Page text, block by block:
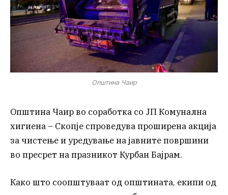
Општина Чаир
Општина Чаир во соработка со ЈП Комунална
хигиена – Скопје спроведува проширена акција
за чистење и уредување на јавните површини
во пресрет на празникот Курбан Бајрам.
Како што соопштуваат од општината, екипи од